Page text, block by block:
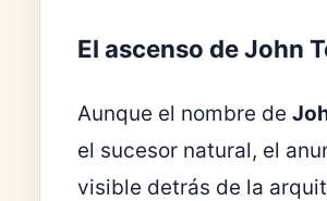
El ascenso de John
Aunque el nombre de
el sucesor natural, el
visible detrás de la